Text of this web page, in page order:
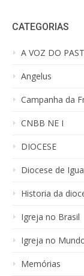
CATEGORIAS
A VOZ DO
Angelus
Campanha da
CNBB NE I
DIOCESE
Diocese de
Historia da
Igreja no Brasil
Igreja no
Memórias